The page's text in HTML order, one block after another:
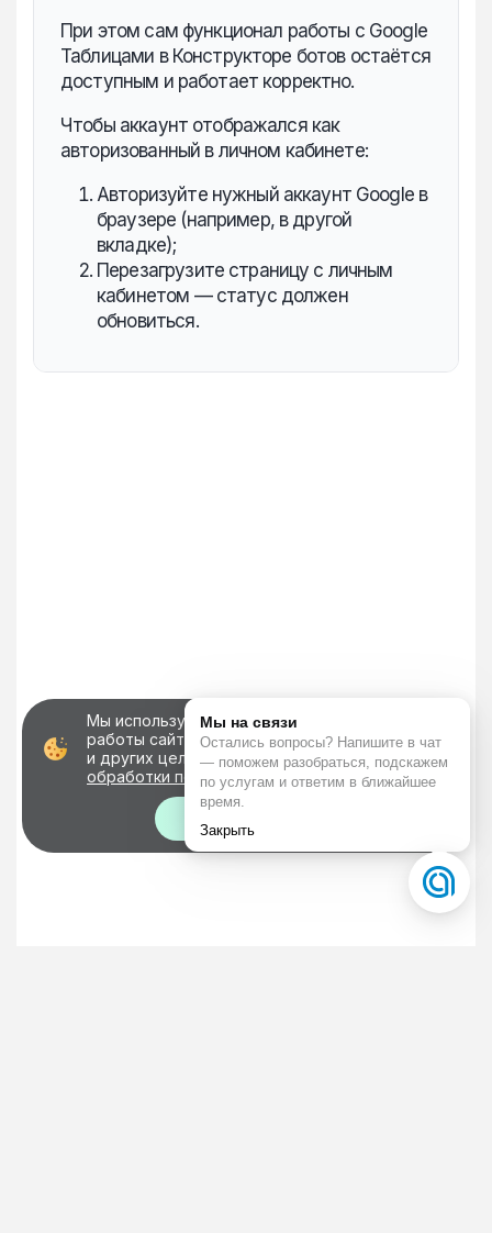
При этом сам функционал работы с Google
Таблицами в Конструкторе ботов остаётся
доступным и работает корректно.
Чтобы аккаунт отображался как
авторизованный в личном кабинете:
Авторизуйте нужный аккаунт Google в
браузере (например, в другой
вкладке);
Перезагрузите страницу с личным
кабинетом — статус должен
обновиться.
Мы используем файлы cookie для корректной
работы сайта, персонализации пользователей
и других целей, предусмотренныхполитикой
обработки персональных данных